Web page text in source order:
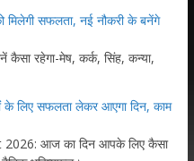
मिलेगी सफलता, नई नौकरी के बनेंगे
रहेगा-मेष, कर्क, सिंह, कन्या,
लिए सफलता लेकर आएगा दिन, काम
आज का दिन आपके लिए कैसा